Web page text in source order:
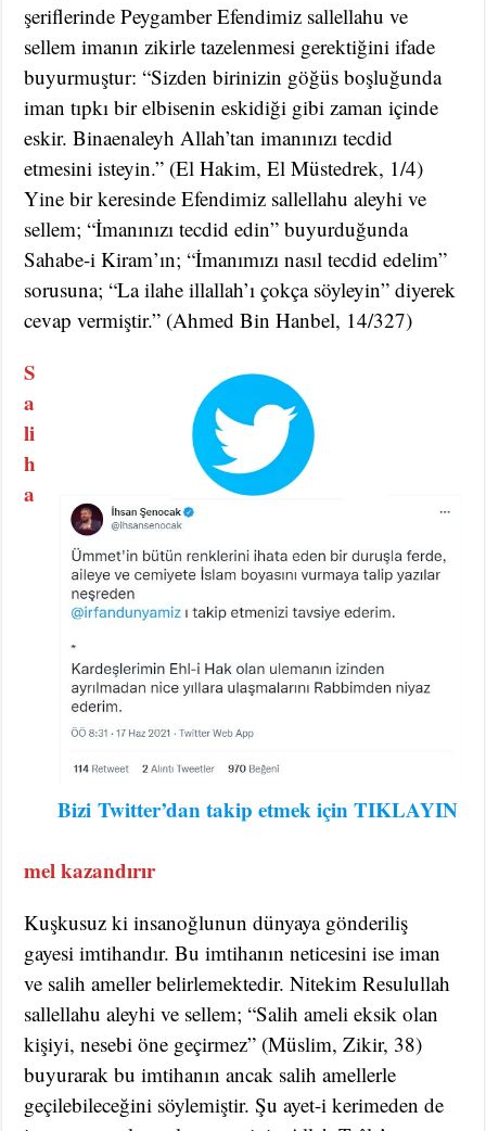
şeriflerinde Peygamber Efendimiz sallellahu ve
sellem imanın zikirle tazelenmesi gerektiğini ifade
buyurmuştur: “Sizden birinizin göğüs boşluğunda
iman tıpkı bir elbisenin eskidiği gibi zaman içinde
eskir. Binaenaleyh Allah’tan imanınızı tecdid
etmesini isteyin.” (El Hakim, El Müstedrek, 1/4)
Yine bir keresinde Efendimiz sallellahu aleyhi ve
sellem; “İmanınızı tecdid edin” buyurduğunda
Sahabe-i Kiram’ın; “İmanımızı nasıl tecdid edelim”
sorusuna; “La ilahe illallah’ı çokça söyleyin” diyerek
cevap vermiştir.” (Ahmed Bin Hanbel, 14/327)
Bizi Twitter’dan takip etmek için TIKLAYIN
S
a
li
h
a
mel kazandırır
Kuşkusuz ki insanoğlunun dünyaya gönderiliş
gayesi imtihandır. Bu imtihanın neticesini ise iman
ve salih ameller belirlemektedir. Nitekim Resulullah
sallellahu aleyhi ve sellem; “Salih ameli eksik olan
kişiyi, nesebi öne geçirmez” (Müslim, Zikir, 38)
buyurarak bu imtihanın ancak salih amellerle
geçilebileceğini söylemiştir. Şu ayet-i kerimeden de